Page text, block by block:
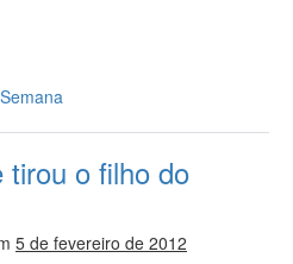
tirou o filho do
5 de fevereiro de 2012